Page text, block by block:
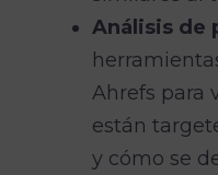
Análisis de
Ahrefs para
están
y cómo se